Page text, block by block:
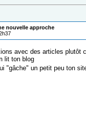
nouvelle approche
avec des articles plutôt
lit ton blog
"gâche" un petit peu ton